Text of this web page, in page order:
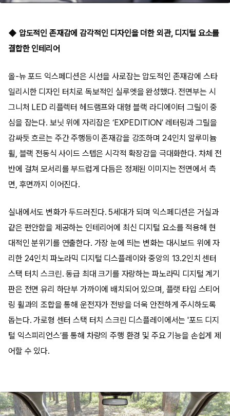
◆ 압도적인 존재감에 감각적인 디자인을 더한 외관, 디지털 요소를
결합한 인테리어
올-뉴 포드 익스페디션은 시선을 사로잡는 압도적인 존재감에 스타
일리시한 디자인 터치로 독보적인 실루엣을 완성했다. 전면부는 시
그니처 LED 리플렉터 헤드램프와 대형 블랙 라디에이터 그릴이 중
심을 잡는다. 보닛 위에 자리잡은 ‘EXPEDITION’ 레터링과 그릴을
감싸듯 흐르는 주간 주행등이 존재감을 강조하며 24인치 알루미늄
휠, 블랙 전동식 사이드 스텝은 시각적 확장감을 극대화한다. 차체 전
반에 걸쳐 모서리를 부드럽게 다듬은 정제된 이미지는 전면에서 측
면, 후면까지 이어진다.
실내에서도 변화가 두드러진다. 5세대가 되며 익스페디션은 거실과
같은 편안함을 제공하는 인테리어에 최신 디지털 요소를 적용해 현
대적인 분위기를 연출한다. 가장 눈에 띄는 변화는 대시보드 위에 자
리한 24인치 파노라믹 디지털 디스플레이와 중앙의 13.2인치 센터
스택 터치 스크린. 동급 최대 크기를 자랑하는 파노라믹 디지털 계기
판은 전면 유리 하단부 가까이에 배치되어 있으며, 플랫 타입 스티어
링 휠과의 조합을 통해 운전자가 전방을 더욱 안전하게 주시하도록
돕는다. 가로형 센터 스택 터치 스크린 디스플레이에서는 '포드 디지
털 익스피리언스’를 통해 차량의 주행 환경 및 주요 기능을 손쉽게 제
어할 수 있다.